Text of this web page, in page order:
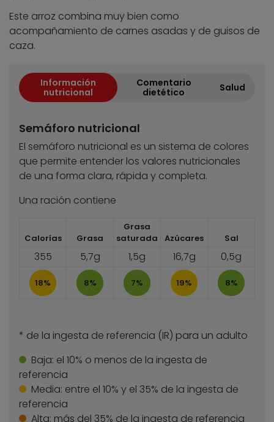
Este arroz combina muy bien como
acompañamiento de carnes asadas y de guisos de
caza.
Información
nutricional
Comentario
dietético
Salud
Semáforo nutricional
El semáforo nutricional es un sistema de colores
que permite entender los valores nutricionales
de una forma clara, rápida y completa.
Una ración contiene
Calorías Grasa
Grasa
saturada
Azúcares Sal
355 5,7g 1,5g 16,7g 0,5g
18% 8% 7% 19% 8%
* de la ingesta de referencia (IR) para un adulto
Baja: el 10% o menos de la ingesta de
referencia
Media: entre el 10% y el 35% de la ingesta de
referencia
Alta: más del 35% de la ingesta de referencia